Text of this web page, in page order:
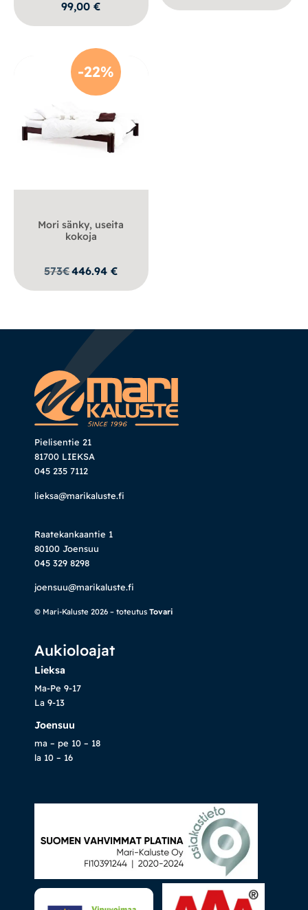
99,00€
-22%
Mori sänky, useita
kokoja
573€446.94€
Pielisentie 21
81700 LIEKSA
045 235 7112
lieksa@marikaluste.fi
Raatekankaantie 1
80100 Joensuu
045 329 8298
joensuu@marikaluste.fi
© Mari-Kaluste 2026 – toteutus Tovari
Aukioloajat
Lieksa
Ma-Pe 9-17
La 9-13
Joensuu
ma – pe 10 – 18
la 10 – 16